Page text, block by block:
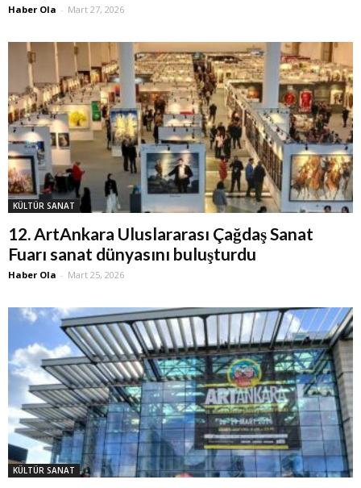
Haber Ola - Mart 27, 2026
KÜLTÜR SANAT
12. ArtAnkara Uluslararası Çağdaş Sanat
Fuarı sanat dünyasını buluşturdu
Haber Ola - Mart 25, 2026
KÜLTÜR SANAT